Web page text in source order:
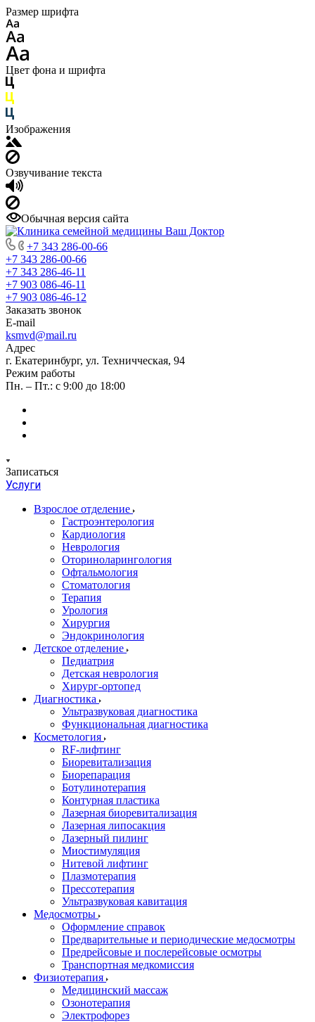
Размер шрифта
Цвет фона и шрифта
Изображения
Озвучивание текста
Обычная версия сайта
+7 343 286-00-66
+7 343 286-00-66
+7 343 286-46-11
+7 903 086-46-11
+7 903 086-46-12
Заказать звонок
E-mail
ksmvd@mail.ru
Адрес
г. Екатеринбург, ул. Техничческая, 94
Режим работы
Пн. – Пт.: с 9:00 до 18:00
Записаться
Услуги
Взрослое отделение
Гастроэнтерология
Кардиология
Неврология
Оториноларингология
Офтальмология
Стоматология
Терапия
Урология
Хирургия
Эндокринология
Детское отделение
Педиатрия
Детская неврология
Хирург-ортопед
Диагностика
Ультразвуковая диагностика
Функциональная диагностика
Косметология
RF-лифтинг
Биоревитализация
Биорепарация
Ботулинотерапия
Контурная пластика
Лазерная биоревитализация
Лазерная липосакция
Лазерный пилинг
Миостимуляция
Нитевой лифтинг
Плазмотерапия
Прессотерапия
Ультразвуковая кавитация
Медосмотры
Оформление справок
Предварительные и периодические медосмотры
Предрейсовые и послерейсовые осмотры
Транспортная медкомиссия
Физиотерапия
Медицинский массаж
Озонотерапия
Электрофорез